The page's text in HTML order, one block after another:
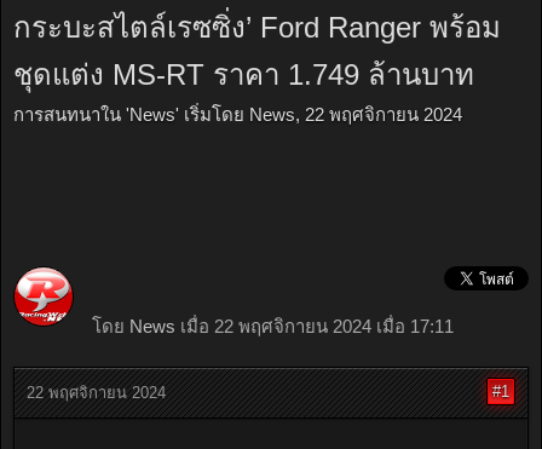
กระบะสไตล์เรซซิ่ง’ Ford Ranger พร้อม
ชุดแต่ง MS-RT ราคา 1.749 ล้านบาท
การสนทนาใน 'News' เริ่มโดย News, 22 พฤศจิกายน 2024
โดย News เมื่อ 22 พฤศจิกายน 2024 เมื่อ 17:11
22 พฤศจิกายน 2024 #1